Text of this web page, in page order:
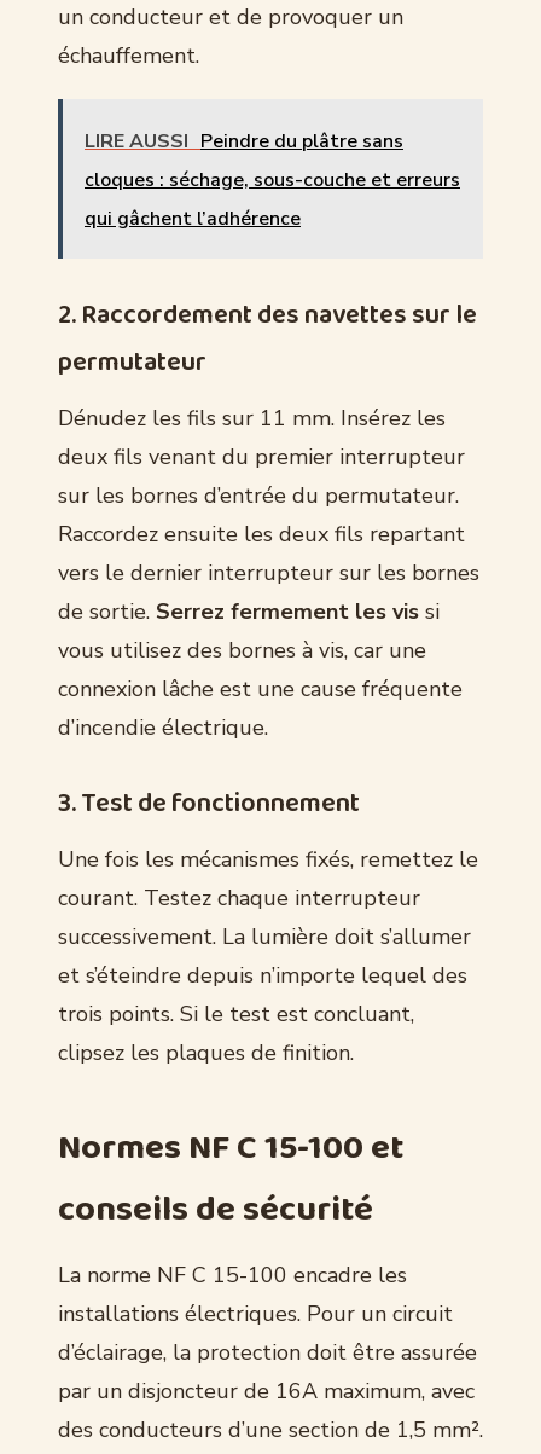
un conducteur et de provoquer un
échauffement.
LIRE AUSSI Peindre du plâtre sans
cloques : séchage, sous-couche et erreurs
qui gâchent l’adhérence
2. Raccordement des navettes sur le
permutateur
Dénudez les fils sur 11 mm. Insérez les
deux fils venant du premier interrupteur
sur les bornes d’entrée du permutateur.
Raccordez ensuite les deux fils repartant
vers le dernier interrupteur sur les bornes
de sortie. Serrez fermement les vis si
vous utilisez des bornes à vis, car une
connexion lâche est une cause fréquente
d’incendie électrique.
3. Test de fonctionnement
Une fois les mécanismes fixés, remettez le
courant. Testez chaque interrupteur
successivement. La lumière doit s’allumer
et s’éteindre depuis n’importe lequel des
trois points. Si le test est concluant,
clipsez les plaques de finition.
Normes NF C 15-100 et
conseils de sécurité
La norme NF C 15-100 encadre les
installations électriques. Pour un circuit
d’éclairage, la protection doit être assurée
par un disjoncteur de 16A maximum, avec
des conducteurs d’une section de 1,5 mm².